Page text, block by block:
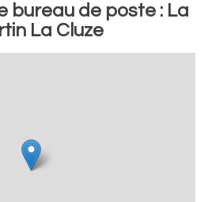
bureau de poste : La
La Cluze